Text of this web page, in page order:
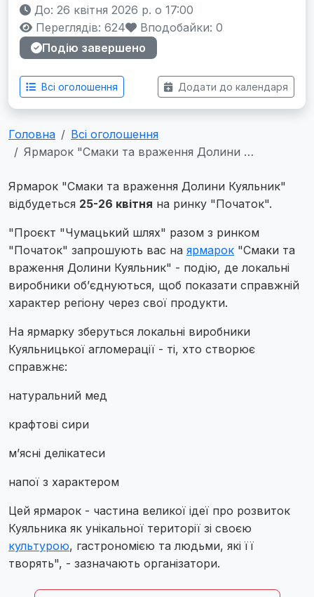
До: 26 квітня 2026 р. о 17:00
Переглядів: 624
Вподобайки: 0
Подію завершено
Всі оголошення Додати до календаря
Головна
Всі оголошення
Ярмарок "Смаки та враження Долини …
Ярмарок "Смаки та враження Долини Куяльник"
відбудеться 25-26 квітня на ринку "Початок".
"Проєкт "Чумацький шлях" разом з ринком
"Початок" запрошують вас на ярмарок "Смаки та
враження Долини Куяльник" - подію, де локальні
виробники об’єднуються, щоб показати справжній
характер регіону через свої продукти.
На ярмарку зберуться локальні виробники
Куяльницької агломерації - ті, хто створює
справжнє:
натуральний мед
крафтові сири
м’ясні делікатеси
напої з характером
Цей ярмарок - частина великої ідеї про розвиток
Куяльника як унікальної території зі своєю
культурою, гастрономією та людьми, які її
творять", - зазначають організатори.